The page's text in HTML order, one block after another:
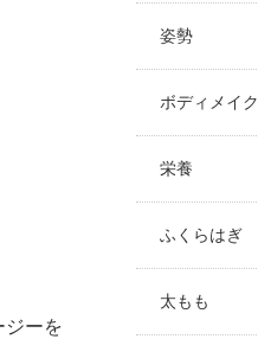
ジーを
姿勢
ボディメイク
栄養
ふくらはぎ
太もも